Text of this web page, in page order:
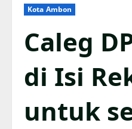
Kota Ambon
Caleg
di Isi
untuk